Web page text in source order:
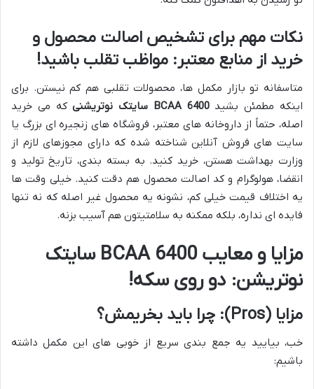
نکات مهم برای تشخیص اصالت محصول و
خرید از منابع معتبر: مواظب تقلب باشید!
متاسفانه تو بازار مکمل ها، محصولات تقلبی هم کم نیستن. برای
اینکه مطمئن بشیدBCAA 6400 سایتک نوتریشنی
که می خرید
اصله، حتماً از داروخانه های معتبر، فروشگاه های زنجیره ای بزرگ یا
سایت های فروش آنلاین شناخته شده که دارای مجوزهای لازم از
وزارت بهداشت هستن، خرید کنید. به بسته بندی، تاریخ تولید و
انقضا، هولوگرام و کد اصالت محصول هم دقت کنید. خیلی وقت ها
یه اختلاف قیمت خیلی کم، نشونه یه محصول غیر اصله که نه تنها
فایده ای نداره، بلکه ممکنه به سلامتیتون هم آسیب بزنه.
مزایا و معایب BCAA 6400 سایتک
نوتریشن: دو روی سکه!
مزایا (Pros): چرا باید بخریمش؟
خب، بیایید یه جمع بندی سریع از خوبی های این مکمل داشته
باشیم: